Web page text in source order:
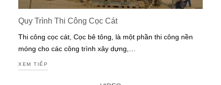
Quy Trình Thi Công Cọc Cát
Thi công cọc cát, Cọc bê tông, là một phần thi công nền
móng cho các công trình xây dựng,…
XEM TIẾP